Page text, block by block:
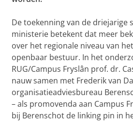
De toekenning van de driejarige
ministerie betekent dat meer
over het regionale niveau van
openbaar bestuur. In het
RUG/Campus Fryslân prof. dr.
nauw samen met Frederik van
organisatieadviesbureau
– als promovenda aan Campus
bij Berenschot de linking pin in